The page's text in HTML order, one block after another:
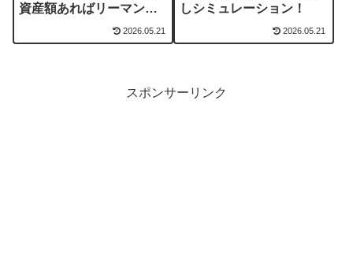
資産額あればリーマンシ
2026.05.21
しシミュレーション！
2026.05.21
スポンサーリンク